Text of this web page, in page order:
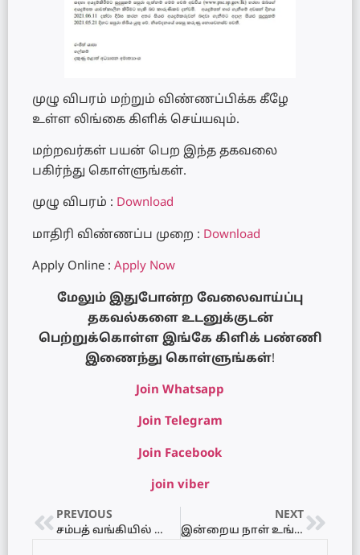
முழு விபரம் மற்றும் விண்ணப்பிக்க கீழே
உள்ள லிங்கை கிளிக் செய்யவும்.
மற்றவர்கள் பயன் பெற இந்த தகவலை
பகிர்ந்து கொ‌ள்ளு‌ங்க‌ள்.
முழு விபரம் : Download
மாதிரி விண்ணப்ப முறை : Download
Apply Online : Apply Now
மேலும் இதுபோன்ற வேலைவாய்ப்பு
தகவல்களை உடனுக்குடன்
பெற்றுக்கொள்ள இங்கே கிளிக் பண்ணி
இணைந்து கொள்ளுங்கள்!
Join Whatsapp
Join Telegram
Join Facebook
join viber
PREVIOUS
சம்பத் வங்கியில் வேலைவாய்ப்பு – Junior Customer Care Executives…!
NEXT
இன்றைய நாள் உங்களுக்கு எப்படி? 15.06.2021 செவ்வாய்க்கிழமை